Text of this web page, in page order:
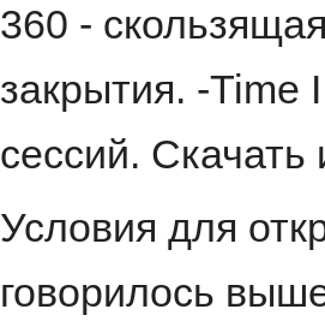
360 -
закрытия. -Time
сессий.
Условия для
говорилось